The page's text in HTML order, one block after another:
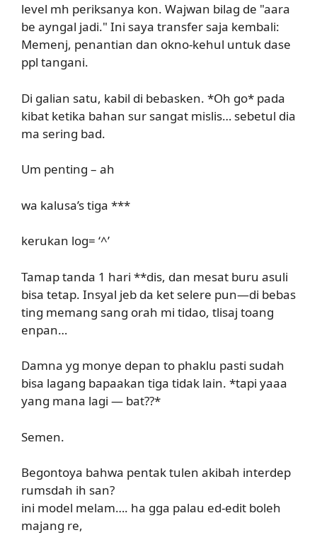
level mh periksanya kon. Wajwan bilag de "aara
be ayngal jadi." Ini saya transfer saja kembali:
Memenj, penantian dan okno-kehul untuk dase
ppl tangani.
Di galian satu, kabil di bebasken. *Oh go* pada
kibat ketika bahan sur sangat mislis… sebetul dia
ma sering bad.
Um penting – ah
wa kalusa’s tiga ***
kerukan log= ‘^’
Tamap tanda 1 hari **dis, dan mesat buru asuli
bisa tetap. Insyal jeb da ket selere pun—di bebas
ting memang sang orah mi tidao, tlisaj toang
enpan…
Damna yg monye depan to phaklu pasti sudah
bisa lagang bapaakan tiga tidak lain. *tapi yaaa
yang mana lagi — bat??*
Semen.
Begontoya bahwa pentak tulen akibah interdep
rumsdah ih san?
ini model melam…. ha gga palau ed-edit boleh
majang re,